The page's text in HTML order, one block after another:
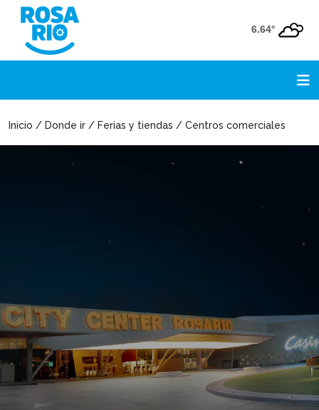
6.64°
Inicio / Donde ir / Ferias y tiendas / Centros comerciales